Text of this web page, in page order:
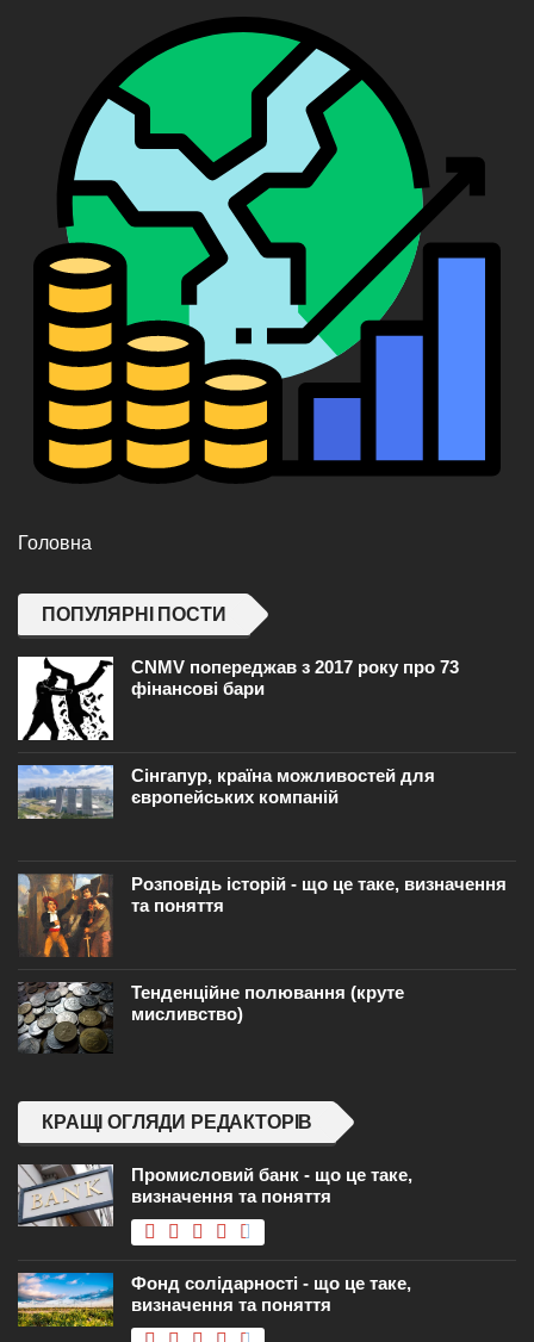
Головна
ПОПУЛЯРНІ ПОСТИ
CNMV попереджав з 2017 року про 73
фінансові бари
Сінгапур, країна можливостей для
європейських компаній
Розповідь історій - що це таке, визначення
та поняття
Тенденційне полювання (круте
мисливство)
КРАЩІ ОГЛЯДИ РЕДАКТОРІВ
Промисловий банк - що це таке,
визначення та поняття
Фонд солідарності - що це таке,
визначення та поняття